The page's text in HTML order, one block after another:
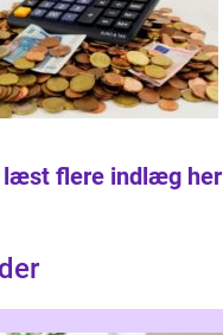
læst flere indlæg her